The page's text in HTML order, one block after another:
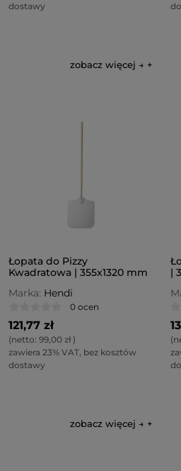
dostawy
zobacz więcej →
Łopata do Pizzy
Kwadratowa | 355x1320 mm
Marka: Hendi
0 ocen
121,77 zł
(netto: 99,00 zł)
zawiera 23% VAT, bez kosztów
dostawy
zobacz więcej →
|